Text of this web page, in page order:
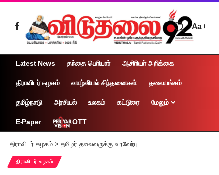
Aa
Latest News தந்தை பெரியார் ஆசிரியர் அறிக்கை
திராவிடர் கழகம் வாழ்வியல் சிந்தனைகள் தலையங்கம்
தமிழ்நாடு அரசியல் உலகம் கட்டுரை மேலும்
E-Paper OTT
திராவிடர் கழகம் > தமிழர் தலைவருக்கு வரவேற்பு
திராவிடர் கழகம்